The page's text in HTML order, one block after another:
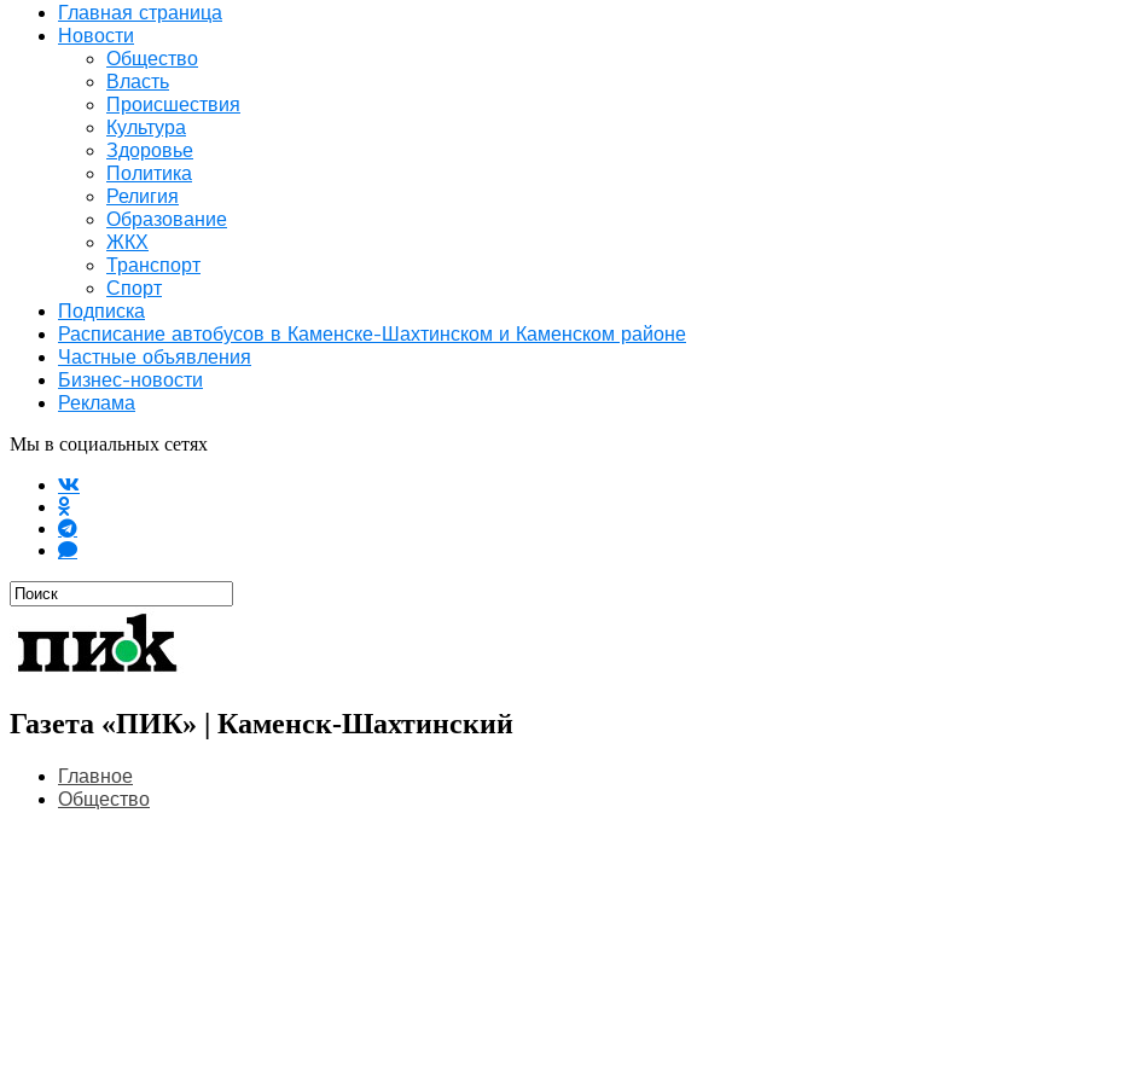
Главная страница
Новости
Общество
Власть
Происшествия
Культура
Здоровье
Политика
Религия
Образование
ЖКХ
Транспорт
Спорт
Подписка
Расписание автобусов в Каменске-Шахтинском и Каменском районе
Частные объявления
Бизнес-новости
Реклама
Мы в социальных сетях
Газета «ПИК» | Каменск-Шахтинский
Главное
Общество